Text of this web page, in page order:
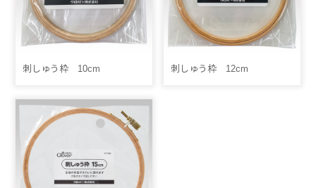
刺しゅう枠 10cm 刺しゅう枠 12cm